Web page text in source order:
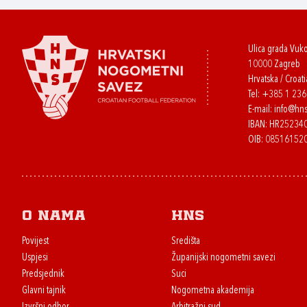
Ulica grada
10000 Zagreb
Hrvatska /
Tel: +385 1
E-mail:
IBAN:
OIB:
O nama
Povijest
Uspjesi
Predsjednik
Glavni tajnik
HNS
Središta
Županijski nogometni savezi
Suci
Nogometna akademija